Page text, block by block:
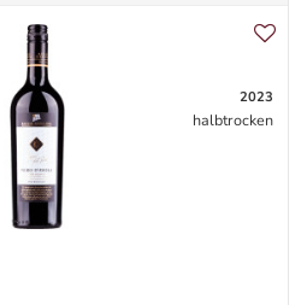
2023
halbtrocken